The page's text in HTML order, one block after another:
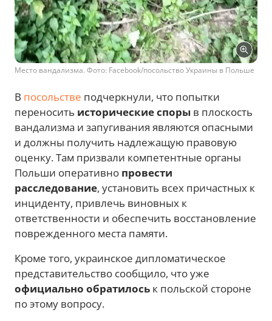
Место вандализма. Фото: Facebook/посольство Украины в Польше
В посольстве подчеркнули, что попытки
переносить исторические споры в плоскость
вандализма и запугивания являются опасными
и должны получить надлежащую правовую
оценку. Там призвали компетентные органы
Польши оперативно провести
расследование, установить всех причастных к
инциденту, привлечь виновных к
ответственности и обеспечить восстановление
поврежденного места памяти.
Кроме того, украинское дипломатическое
представительство сообщило, что уже
официально обратилось к польской стороне
по этому вопросу.